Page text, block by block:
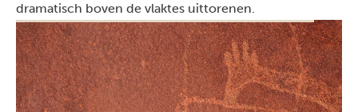
dramatisch boven de vlaktes uittorenen.